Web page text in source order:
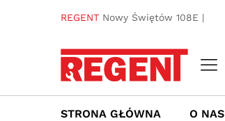
REGENT Nowy Świętów 108E |
STRONA GŁÓWNA O NAS
Towar / Usługa